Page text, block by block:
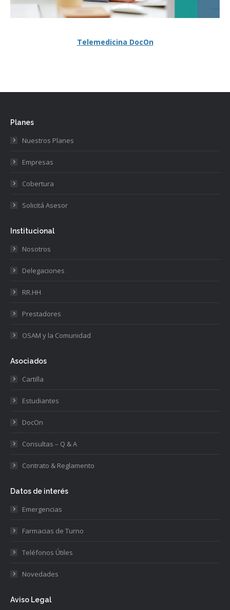
Telemedicina DocOn
Planes
Nuestros Planes
Empresas
Cobertura
Solicitá Asesor
Institucional
Nosotros
Delegaciones
RR.HH
Prestadores
OSAM y la Comunidad
Asociados
Cartilla
Estudiantes
DocOn
Consultas – Q & A
Contrato & Reglamento
Datos de interés
Emergencias
Farmacias de Turno
Teléfonos Útiles
Novedades
Aviso Legal